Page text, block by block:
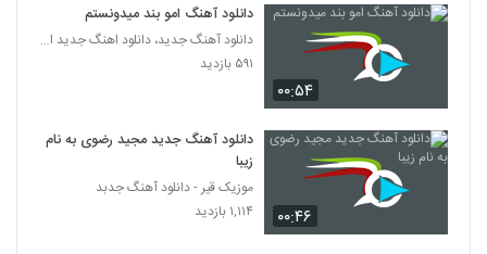
دانلود آهنگ شاهین شاهرخ چقدر خوبی تو
(Shahin Shahrokh Cheghadr Khoobi
To)
۲۸۰ بازدید
5741
دانلود آهنگ محسن ابراهیم زاده علاقه
محسوس (رمیکس) (Mohsen
Ebrahimzadeh Alaghe Mahsos)
Man)
۰۰:۵۴
دانلود آهنگ امو بند میدونستم
دانلود آهنگ جدید، دانلود اهنگ جدید ایرانی
۵۹۱ بازدید
۰۰:۴۶
دانلود آهنگ جدید مجید رضوی به نام
زیبا
موزیک قیر - دانلود آهنگ جدبد
۱,۱۱۴ بازدید